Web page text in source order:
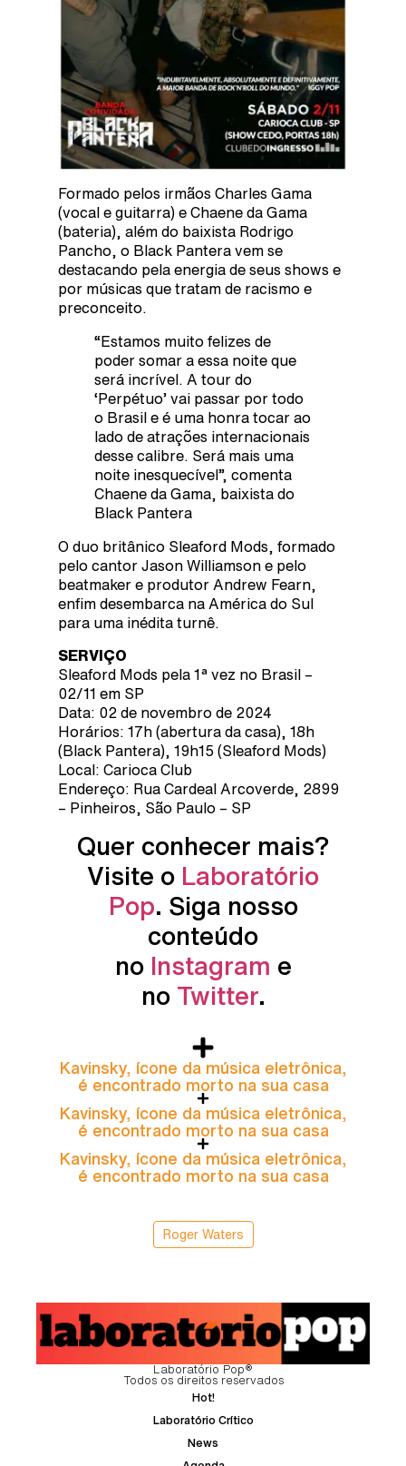
Formado pelos irmãos Charles Gama
(vocal e guitarra) e Chaene da Gama
(bateria), além do baixista Rodrigo
Pancho, o Black Pantera vem se
destacando pela energia de seus shows e
por músicas que tratam de racismo e
preconceito.
“Estamos muito felizes de
poder somar a essa noite que
será incrível. A tour do
‘Perpétuo’ vai passar por todo
o Brasil e é uma honra tocar ao
lado de atrações internacionais
desse calibre. Será mais uma
noite inesquecível”, comenta
Chaene da Gama, baixista do
Black Pantera
O duo britânico Sleaford Mods, formado
pelo cantor Jason Williamson e pelo
beatmaker e produtor Andrew Fearn,
enfim desembarca na América do Sul
para uma inédita turnê.
SERVIÇO
Sleaford Mods pela 1ª vez no Brasil –
02/11 em SP
Data: 02 de novembro de 2024
Horários: 17h (abertura da casa), 18h
(Black Pantera), 19h15 (Sleaford Mods)
Local: Carioca Club
Endereço: Rua Cardeal Arcoverde, 2899
– Pinheiros, São Paulo – SP
Quer conhecer mais?
Visite o Laboratório
Pop. Siga nosso
conteúdo
no Instagram e
no Twitter.
Kavinsky, ícone da música eletrônica,
é encontrado morto na sua casa
Kavinsky, ícone da música eletrônica,
é encontrado morto na sua casa
Kavinsky, ícone da música eletrônica,
é encontrado morto na sua casa
Roger Waters
Laboratório Pop®
Todos os direitos reservados
Hot!
Laboratório Crítico
News